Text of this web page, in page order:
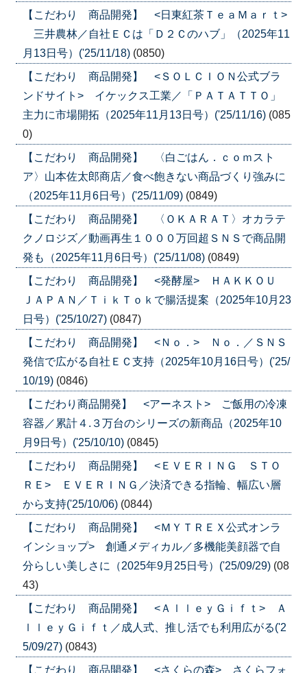
【こだわり 商品開発】 <日東紅茶ＴｅａＭａｒｔ>
三井農林／自社ＥＣは「Ｄ２Ｃのハブ」（2025年11
月13日号）('25/11/18) (0850)
【こだわり 商品開発】 <ＳＯＬＣＩＯＮ公式ブラ
ンドサイト> イケックス工業／「ＰＡＴＡＴＴＯ」
主力に市場開拓（2025年11月13日号）('25/11/16) (085
0)
【こだわり 商品開発】 〈白ごはん．ｃｏｍスト
ア〉山本佐太郎商店／食べ飽きない商品づくり強みに
（2025年11月6日号）('25/11/09) (0849)
【こだわり 商品開発】 〈ＯＫＡＲＡＴ〉オカラテ
クノロジズ／動画再生１０００万回超ＳＮＳで商品開
発も（2025年11月6日号）('25/11/08) (0849)
【こだわり 商品開発】 <発酵屋> ＨＡＫＫＯＵ
ＪＡＰＡＮ／ＴｉｋＴｏｋで腸活提案（2025年10月23
日号）('25/10/27) (0847)
【こだわり 商品開発】 <Ｎｏ．> Ｎｏ．／ＳＮＳ
発信で広がる自社ＥＣ支持（2025年10月16日号）('25/
10/19) (0846)
【こだわり商品開発】 <アーネスト> ご飯用の冷凍
容器／累計４.３万台のシリーズの新商品（2025年10
月9日号）('25/10/10) (0845)
【こだわり 商品開発】 <ＥＶＥＲＩＮＧ ＳＴＯ
ＲＥ> ＥＶＥＲＩＮＧ／決済できる指輪、幅広い層
から支持('25/10/06) (0844)
【こだわり 商品開発】 <ＭＹＴＲＥＸ公式オンラ
インショップ> 創通メディカル／多機能美顔器で自
分らしい美しさに（2025年9月25日号）('25/09/29) (08
43)
【こだわり 商品開発】 <ＡｌｌｅｙＧｉｆｔ> Ａ
ｌｌｅｙＧｉｆｔ／成人式、推し活でも利用広がる('2
5/09/27) (0843)
【こだわり 商品開発】 <さくらの森> さくらフォ